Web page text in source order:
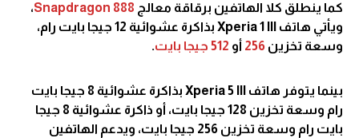
كما ينطلق كلا الهاتفين برقاقة معالج Snapdragon 888،
ويأتي هاتف Xperia 1 III بذاكرة عشوائية 12 جيجا بايت رام،
وسعة تخزين 256 أو 512 جيجا بايت .
بينما يتوفر هاتف Xperia 5 III بذاكرة عشوائية 8 جيجا بايت
رام وسعة تخزين 128 جيجا بايت، أو ذاكرة عشوائية 8 جيجا
بايت رام وسعة تخزين 256 جيجا بايت، ويدعم الهاتفين